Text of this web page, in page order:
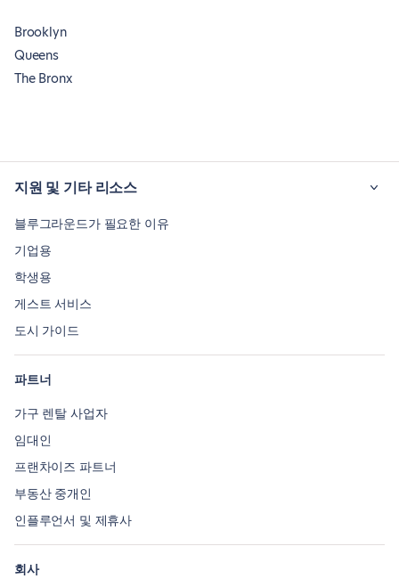
Brooklyn
Queens
The Bronx
지원 및 기타 리소스
블루그라운드가 필요한 이유
기업용
학생용
게스트 서비스
도시 가이드
파트너
가구 렌탈 사업자
임대인
프랜차이즈 파트너
부동산 중개인
인플루언서 및 제휴사
회사